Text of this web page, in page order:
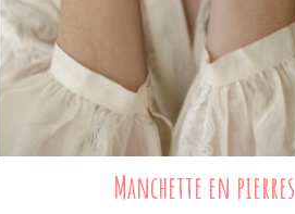
Manchette en pierres